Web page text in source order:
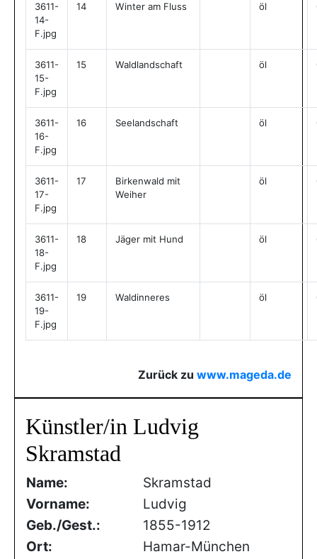
3611-
14-
F.jpg
14 Winter am Fluss öl
3611-
15-
F.jpg
15 Waldlandschaft öl
3611-
16-
F.jpg
16 Seelandschaft öl
3611-
17-
F.jpg
17
Birkenwald mit
Weiher
öl
3611-
18-
F.jpg
18 Jäger mit Hund öl
3611-
19-
F.jpg
19 Waldinneres öl
Zurück zu www.mageda.de
Künstler/in Ludvig
Skramstad
Name:
Skramstad
Vorname:
Ludvig
Geb./Gest.:
1855-1912
Ort:
Hamar-München